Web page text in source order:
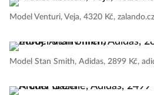
Model Venturi, Veja, 4320 Kč,
Model Stan Smith, Adidas, 2899 Kč,